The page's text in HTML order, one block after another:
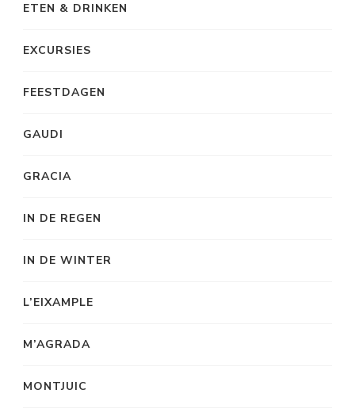
ETEN & DRINKEN
EXCURSIES
FEESTDAGEN
GAUDI
GRACIA
IN DE REGEN
IN DE WINTER
L’EIXAMPLE
M’AGRADA
MONTJUIC